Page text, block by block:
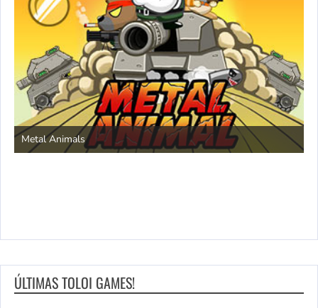
Metal Animals
ÚLTIMAS TOLOI GAMES!